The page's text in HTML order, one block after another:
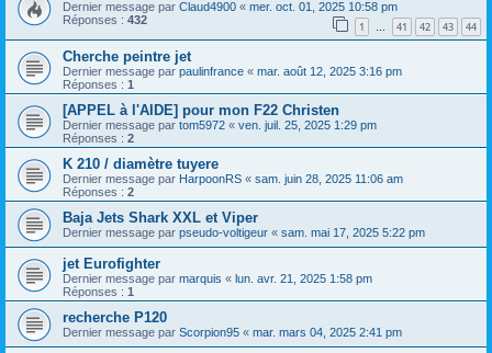
Dernier message par Claud4900 « mer. oct. 01, 2025 10:58 pm
Réponses : 432 1 … 41 42 43 44
Cherche peintre jet
Dernier message par paulinfrance « mar. août 12, 2025 3:16 pm
Réponses : 1
[APPEL à l'AIDE] pour mon F22 Christen
Dernier message par tom5972 « ven. juil. 25, 2025 1:29 pm
Réponses : 2
K 210 / diamètre tuyere
Dernier message par HarpoonRS « sam. juin 28, 2025 11:06 am
Réponses : 2
Baja Jets Shark XXL et Viper
Dernier message par pseudo-voltigeur « sam. mai 17, 2025 5:22 pm
jet Eurofighter
Dernier message par marquis « lun. avr. 21, 2025 1:58 pm
Réponses : 1
recherche P120
Dernier message par Scorpion95 « mar. mars 04, 2025 2:41 pm